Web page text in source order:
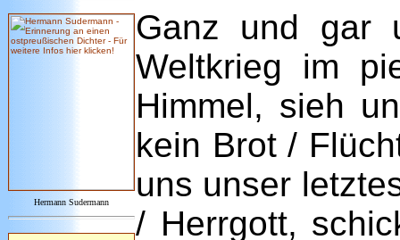
Hermann Sudermann
Ganz und gar
Weltkrieg im
Himmel, sieh
kein Brot /
uns unser
/ Herrgott,